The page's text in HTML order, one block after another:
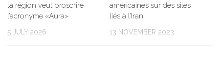
la région veut proscrire
l’acronyme «Aura»
5 JULY 2026
américaines sur des sites
liés à l’Iran
13 NOVEMBER 2023